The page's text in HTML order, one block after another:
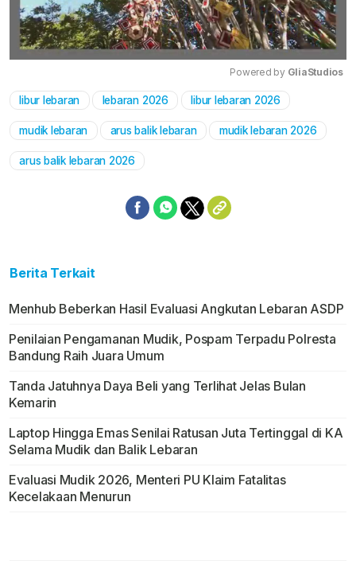
Mute
Powered by GliaStudios
libur lebaran lebaran 2026 libur lebaran 2026
mudik lebaran arus balik lebaran mudik lebaran 2026
arus balik lebaran 2026
Berita Terkait
Menhub Beberkan Hasil Evaluasi Angkutan Lebaran ASDP
Penilaian Pengamanan Mudik, Pospam Terpadu Polresta
Bandung Raih Juara Umum
Tanda Jatuhnya Daya Beli yang Terlihat Jelas Bulan
Kemarin
Laptop Hingga Emas Senilai Ratusan Juta Tertinggal di KA
Selama Mudik dan Balik Lebaran
Evaluasi Mudik 2026, Menteri PU Klaim Fatalitas
Kecelakaan Menurun